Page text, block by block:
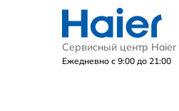
Сервисный центр Haier
Ежедневно с 9:00 до 21:00